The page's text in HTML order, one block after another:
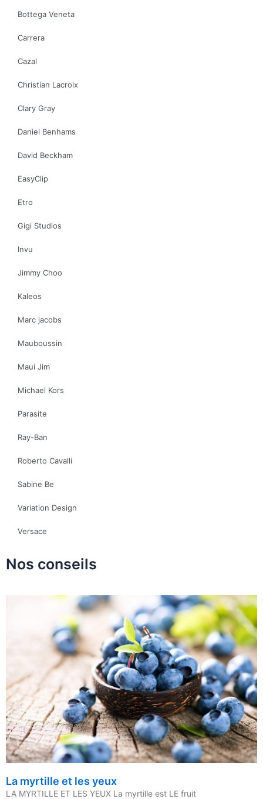
Bottega Veneta
Carrera
Cazal
Christian Lacroix
Clary Gray
Daniel Benhams
David Beckham
EasyClip
Etro
Gigi Studios
Invu
Jimmy Choo
Kaleos
Marc jacobs
Mauboussin
Maui Jim
Michael Kors
Parasite
Ray-Ban
Roberto Cavalli
Sabine Be
Variation Design
Versace
Nos conseils
La myrtille et les yeux
LA MYRTILLE ET LES YEUX La myrtille est LE fruit